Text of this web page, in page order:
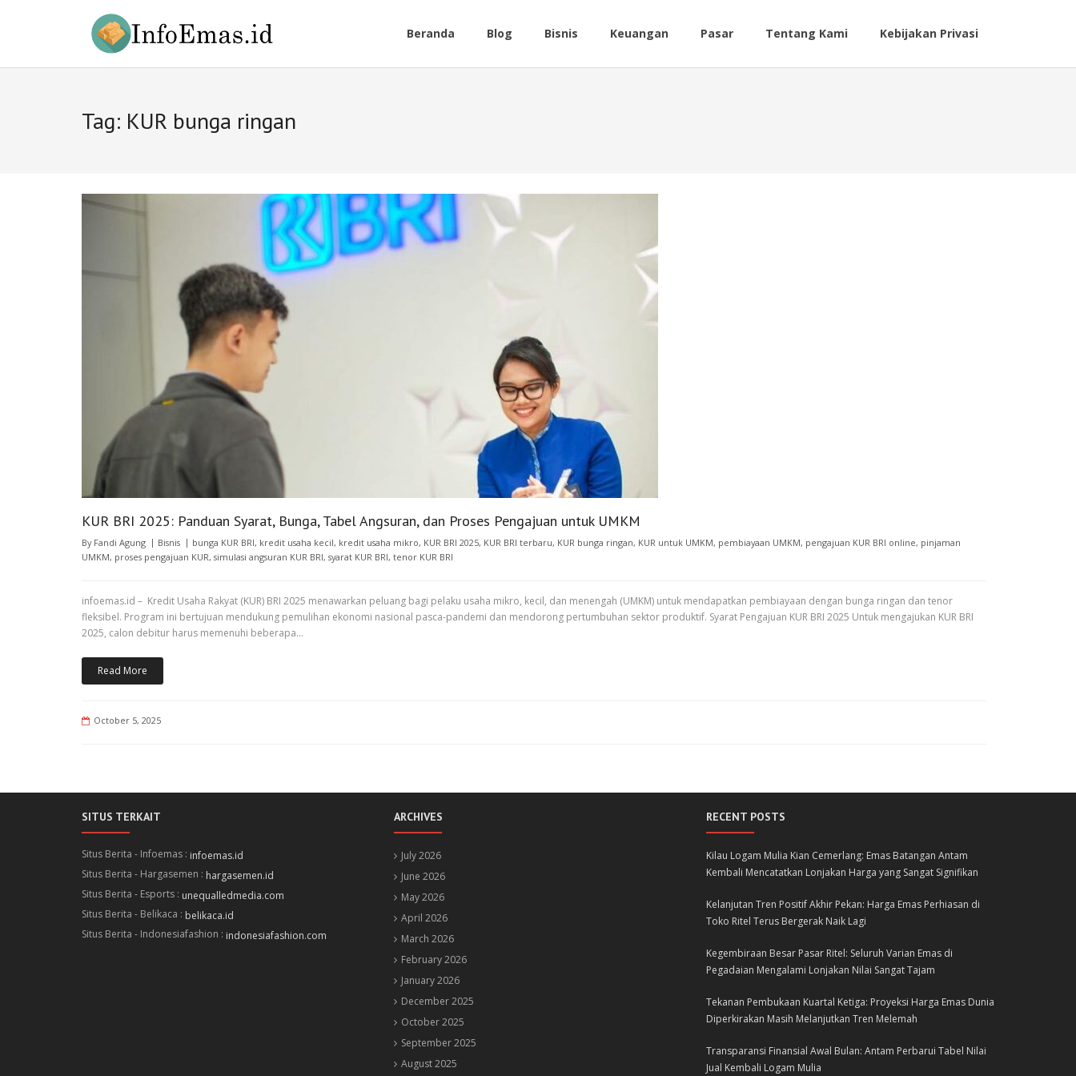
Beranda Blog Bisnis Keuangan Pasar Tentang Kami Kebijakan Privasi
Tag: KUR bunga ringan
KUR BRI 2025: Panduan Syarat, Bunga, Tabel Angsuran, dan Proses Pengajuan untuk UMKM
By Fandi Agung Bisnis bunga KUR BRI, kredit usaha kecil, kredit usaha mikro, KUR BRI 2025, KUR BRI terbaru, KUR bunga ringan, KUR untuk UMKM, pembiayaan UMKM, pengajuan KUR BRI online, pinjaman
UMKM, proses pengajuan KUR, simulasi angsuran KUR BRI, syarat KUR BRI, tenor KUR BRI
infoemas.id – Kredit Usaha Rakyat (KUR) BRI 2025 menawarkan peluang bagi pelaku usaha mikro, kecil, dan menengah (UMKM) untuk mendapatkan pembiayaan dengan bunga ringan dan tenor
fleksibel. Program ini bertujuan mendukung pemulihan ekonomi nasional pasca-pandemi dan mendorong pertumbuhan sektor produktif. Syarat Pengajuan KUR BRI 2025 Untuk mengajukan KUR BRI
2025, calon debitur harus memenuhi beberapa…
Read More
October 5, 2025
SITUS TERKAIT
Situs Berita - Infoemas : infoemas.id
Situs Berita - Hargasemen : hargasemen.id
Situs Berita - Esports : unequalledmedia.com
Situs Berita - Belikaca : belikaca.id
Situs Berita - Indonesiafashion : indonesiafashion.com
ARCHIVES
July 2026
June 2026
May 2026
April 2026
March 2026
February 2026
January 2026
December 2025
October 2025
September 2025
August 2025
RECENT POSTS
Kilau Logam Mulia Kian Cemerlang: Emas Batangan Antam
Kembali Mencatatkan Lonjakan Harga yang Sangat Signifikan
Kelanjutan Tren Positif Akhir Pekan: Harga Emas Perhiasan di
Toko Ritel Terus Bergerak Naik Lagi
Kegembiraan Besar Pasar Ritel: Seluruh Varian Emas di
Pegadaian Mengalami Lonjakan Nilai Sangat Tajam
Tekanan Pembukaan Kuartal Ketiga: Proyeksi Harga Emas Dunia
Diperkirakan Masih Melanjutkan Tren Melemah
Transparansi Finansial Awal Bulan: Antam Perbarui Tabel Nilai
Jual Kembali Logam Mulia